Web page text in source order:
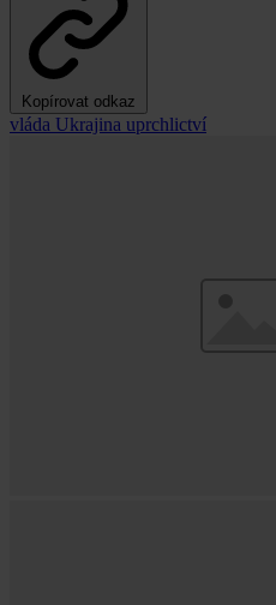
Kopírovat odkaz
vláda Ukrajina uprchlictví